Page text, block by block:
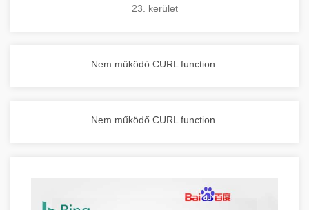
23. kerület
Nem működő CURL function.
Nem működő CURL function.